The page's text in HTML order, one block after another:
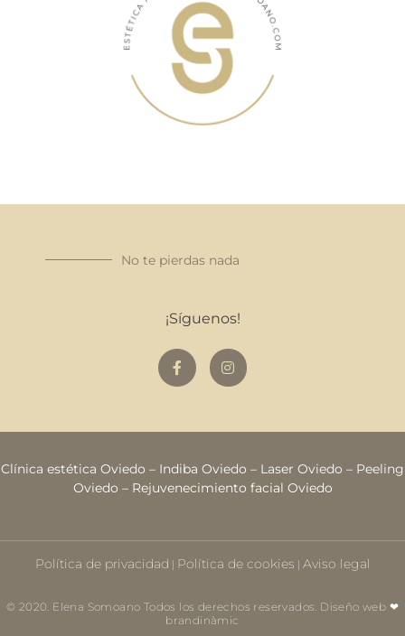
No te pierdas nada
¡Síguenos!
Clínica estética Oviedo – Indiba Oviedo – Laser Oviedo – Peeling
Oviedo – Rejuvenecimiento facial Oviedo
Política de privacidad | Política de cookies | Aviso legal
© 2020. Elena Somoano Todos los derechos reservados. Diseño web ❤
brandinàmic